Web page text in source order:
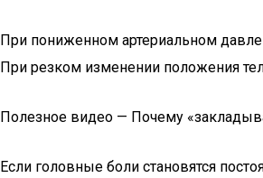
При пониженном артериальном
При резком изменении положения
Полезное видео — Почему
Если головные боли становятся